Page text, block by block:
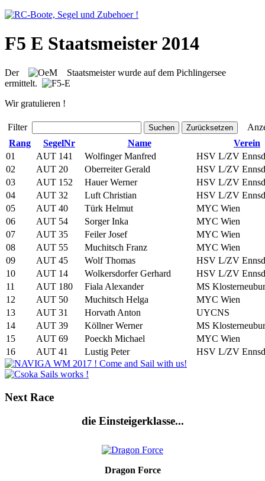
F5 E Staatsmeister 2014
Der
Staatsmeister wurde auf dem Pichlingersee
ermittelt.
Wir gratulieren !
Filter Suchen Zurücksetzen
Rang
SegelNr Name
Verein
01
AUT 141 Wolfinger Manfred
HSV L/ZV
02
AUT 20 Oberreiter Gerald
HSV L/ZV
03
AUT 152 Hauer Werner
HSV L/ZV
04
AUT 32 Luft Christian
HSV L/ZV
05
AUT 40 Türk Helmut
MYC Wien
06
AUT 54 Sorger Inka
MYC Wien
07
AUT 35 Feiler Josef
MYC Wien
08
AUT 55 Muchitsch Franz
MYC Wien
09
AUT 45 Wolf Thomas
HSV L/ZV
10
AUT 14 Wolkersdorfer Gerhard
HSV L/ZV
11
AUT 180 Fiala Alexander
MS
12
AUT 50 Muchitsch Helga
MYC Wien
13
AUT 31 Horvath Anton
UYCNS
14
AUT 39 Köllner Werner
MS
15
AUT 69 Poeckh Michael
MYC Wien
16
AUT 41 Lustig Peter HSV L/ZV
Next Race
die Einsteigerklasse...
Dragon Force